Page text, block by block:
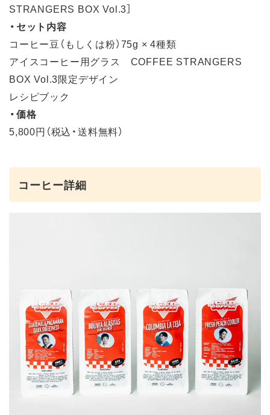
STRANGERS BOX Vol.3］
・セット内容
コーヒー豆（もしくは粉）75g × 4種類
アイスコーヒー用グラス COFFEE STRANGERS
BOX Vol.3限定デザイン
レシピブック
・価格
5,800円（税込・送料無料）
コーヒー詳細